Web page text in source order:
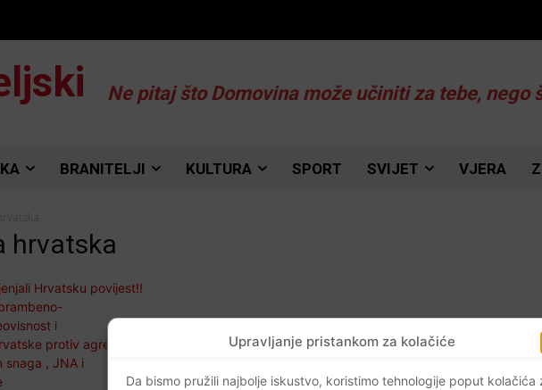
Upravljanje pristankom za kolačiće
Da bismo pružili najbolje iskustvo, koristimo tehnologije poput kolačića
Ne pitaj što Domovina može učiniti za tebe, nego
BRANITELJI KULTURA SPORT SVIJET VJERA
hrvatska